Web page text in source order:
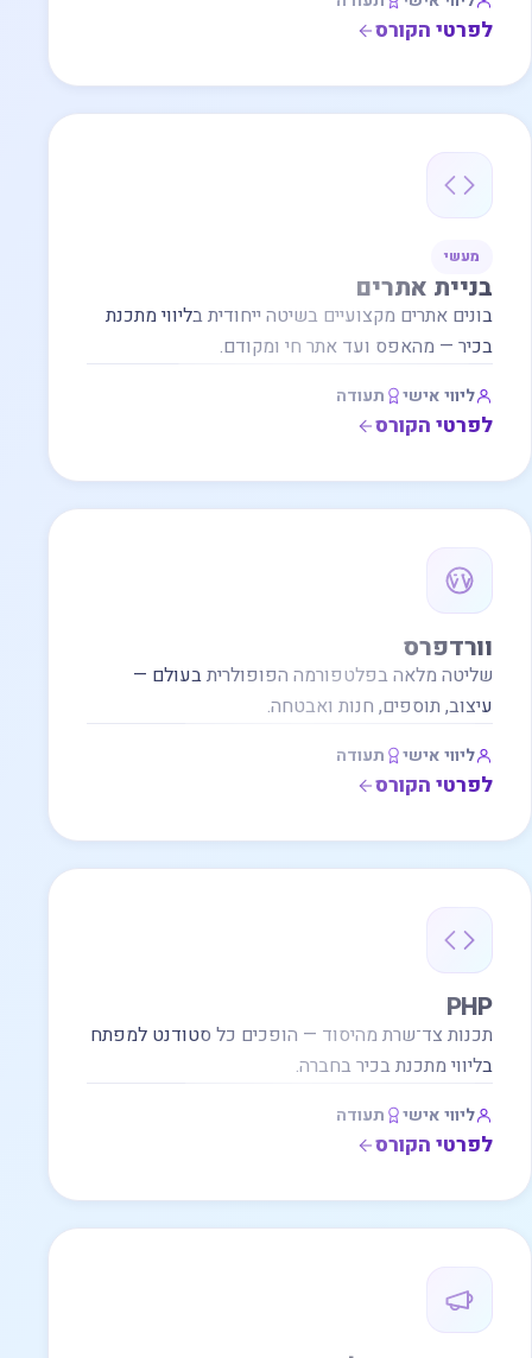
לפרטי הקורס
מעשי
בניית אתרים
בונים אתרים מקצועיים בשיטה ייחודית בליווי מתכנת
בכיר — מהאפס ועד אתר חי ומקודם.
ליווי אישי תעודה
לפרטי הקורס
וורדפרס
שליטה מלאה בפלטפורמה הפופולרית בעולם —
עיצוב, תוספים, חנות ואבטחה.
ליווי אישי תעודה
לפרטי הקורס
PHP
תכנות צד־שרת מהיסוד — הופכים כל סטודנט למפתח
בליווי מתכנת בכיר בחברה.
ליווי אישי תעודה
לפרטי הקורס